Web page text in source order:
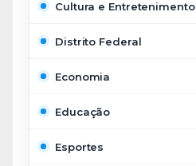
Cultura e Entretenimento
Distrito Federal
Economia
Educação
Esportes